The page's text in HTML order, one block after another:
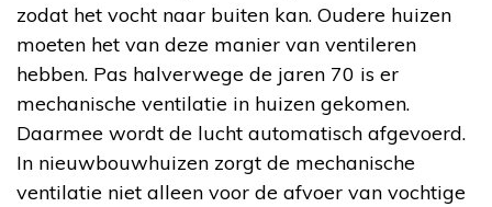
zodat het vocht naar buiten kan. Oudere huizen
moeten het van deze manier van ventileren
hebben. Pas halverwege de jaren 70 is er
mechanische ventilatie in huizen gekomen.
Daarmee wordt de lucht automatisch afgevoerd.
In nieuwbouwhuizen zorgt de mechanische
ventilatie niet alleen voor de afvoer van vochtige